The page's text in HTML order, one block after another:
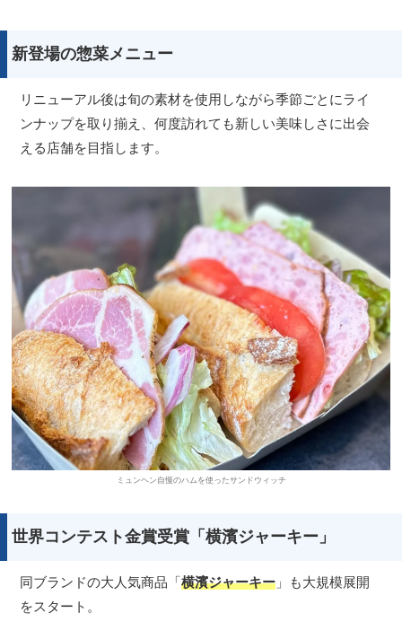
新登場の惣菜メニュー
リニューアル後は旬の素材を使用しながら季節ごとにライ
ンナップを取り揃え、何度訪れても新しい美味しさに出会
える店舗を目指します。
ミュンヘン自慢のハムを使ったサンドウィッチ
世界コンテスト金賞受賞「横濱ジャーキー」
同ブランドの大人気商品「横濱ジャーキー 」も大規模展開
をスタート。